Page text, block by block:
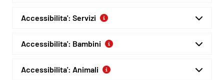
Accessibilita': Servizi
Accessibilita': Bambini
Accessibilita': Animali